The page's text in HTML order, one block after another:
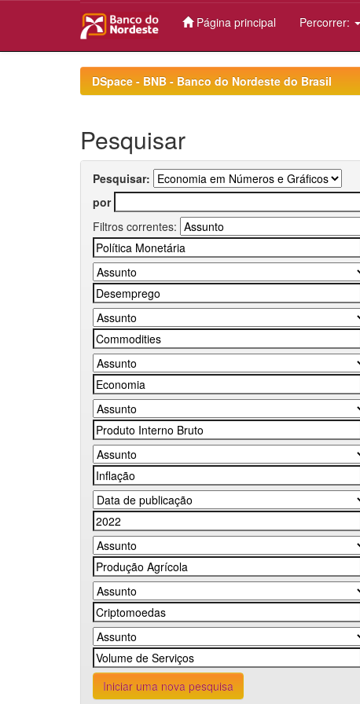
Página principal Percorrer:
DSpace - BNB - Banco do Nordeste do Brasil
Pesquisar
Pesquisar:
por
Filtros correntes:
Iniciar uma nova pesquisa